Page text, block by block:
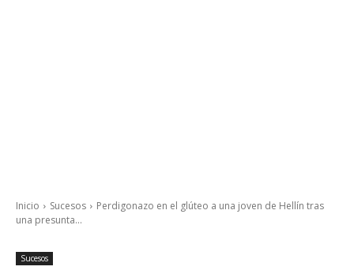
Inicio Sucesos
Perdigonazo en el glúteo a una joven de Hellín tras
una presunta...
Sucesos